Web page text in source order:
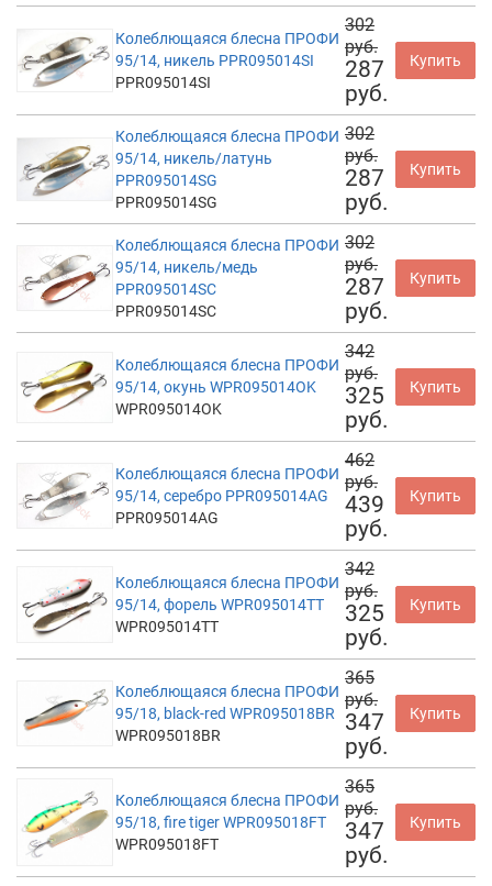
Колеблющаяся блесна ПРОФИ
95/14, никель PPR095014SI
PPR095014SI
302
руб.
287
руб.
Купить
Колеблющаяся блесна ПРОФИ
95/14, никель/латунь
PPR095014SG
PPR095014SG
302
руб.
287
руб.
Купить
Колеблющаяся блесна ПРОФИ
95/14, никель/медь
PPR095014SC
PPR095014SC
302
руб.
287
руб.
Купить
Колеблющаяся блесна ПРОФИ
95/14, окунь WPR095014OK
WPR095014OK
342
руб.
325
руб.
Купить
Колеблющаяся блесна ПРОФИ
95/14, серебро PPR095014AG
PPR095014AG
462
руб.
439
руб.
Купить
Колеблющаяся блесна ПРОФИ
95/14, форель WPR095014TT
WPR095014TT
342
руб.
325
руб.
Купить
Колеблющаяся блесна ПРОФИ
95/18, black-red WPR095018BR
WPR095018BR
365
руб.
347
руб.
Купить
Колеблющаяся блесна ПРОФИ
95/18, fire tiger WPR095018FT
WPR095018FT
365
руб.
347
руб.
Купить